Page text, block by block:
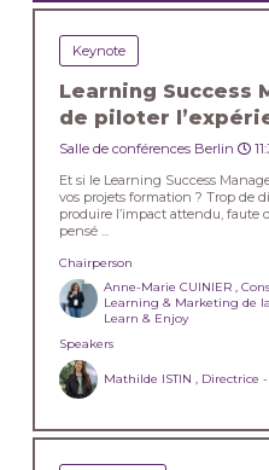
Keynote
Learning Success
de piloter
Salle de conférences Berlin
Et si le Learning Success
vos projets formation ? Trop de
produire l’impact attendu, faute
pensé ...
Chairperson
Anne-Marie CUINIER ,
Learning & Marketing de
Learn & Enjoy
Speakers
Mathilde ISTIN , Directrice -